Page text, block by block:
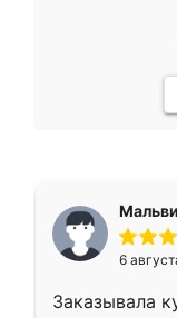
6
Заказывала